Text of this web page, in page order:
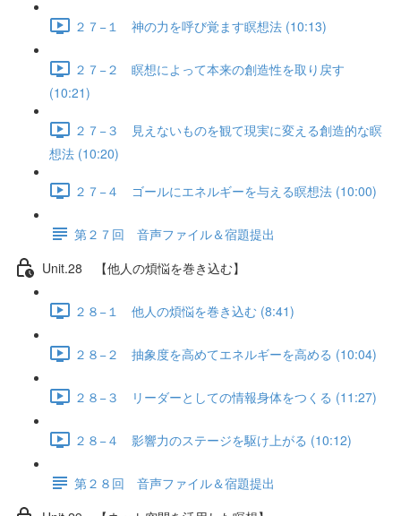
２７−１ 神の力を呼び覚ます瞑想法 (10:13)
２７−２ 瞑想によって本来の創造性を取り戻す
(10:21)
２７−３ 見えないものを観て現実に変える創造的な瞑
想法 (10:20)
２７−４ ゴールにエネルギーを与える瞑想法 (10:00)
第２７回 音声ファイル＆宿題提出
Unit.28 【他人の煩悩を巻き込む】
２８−１ 他人の煩悩を巻き込む (8:41)
２８−２ 抽象度を高めてエネルギーを高める (10:04)
２８−３ リーダーとしての情報身体をつくる (11:27)
２８−４ 影響力のステージを駆け上がる (10:12)
第２８回 音声ファイル＆宿題提出